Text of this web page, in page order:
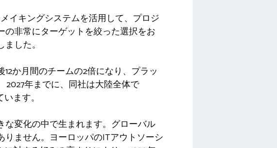
イキングシステムを活用して、プロジ
非常にターゲットを絞った選択をお
した。
か月間のチームの2倍になり、プラッ
2027年までに、同社は大陸全体で
ます。
変化の中で生まれます。グローバル
ません。ヨーロッパのITアウトソーシ